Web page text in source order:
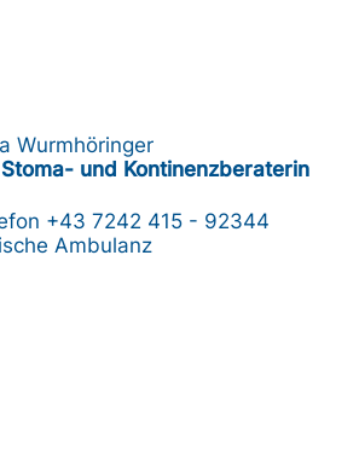
Wurmhöringer
Stoma- und Kontinenzberaterin
+43 7242 415 - 92344
Ambulanz